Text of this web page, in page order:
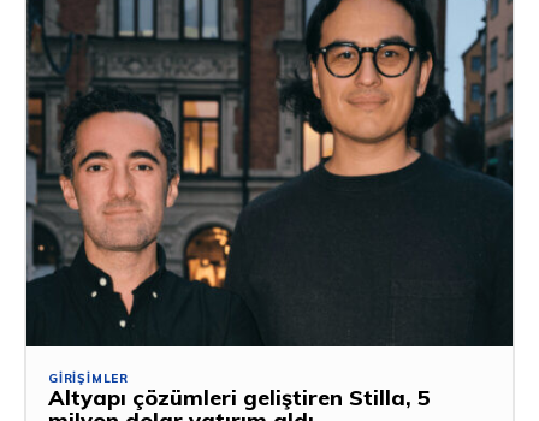
GIRIŞIMLER
Altyapı çözümleri geliştiren Stilla, 5